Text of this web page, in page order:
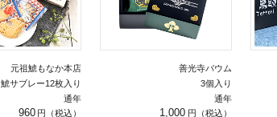
元祖鯱もなか本店
鯱サブレー12枚入り
通年
960
善光寺バウム
3個入り
通年
1,000